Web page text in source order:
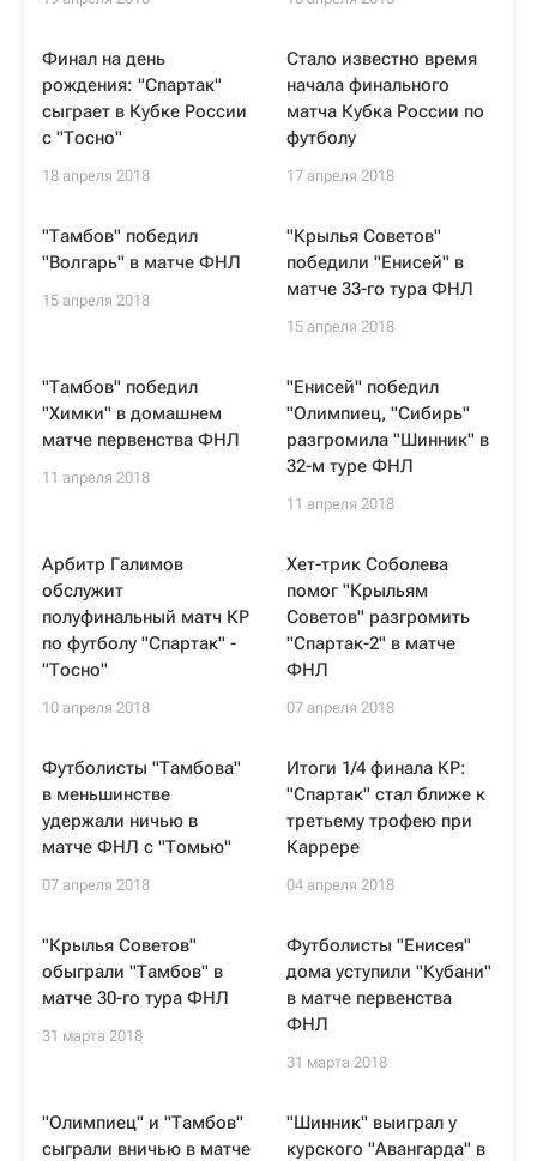
Финал на день
рождения: "Спартак"
сыграет в Кубке России
с "Тосно"
18 апреля 2018
Стало известно время
начала финального
матча Кубка России по
футболу
17 апреля 2018
"Тамбов" победил
"Волгарь" в матче ФНЛ
15 апреля 2018
"Крылья Советов"
победили "Енисей" в
матче 33-го тура ФНЛ
15 апреля 2018
"Тамбов" победил
"Химки" в домашнем
матче первенства ФНЛ
11 апреля 2018
"Енисей" победил
"Олимпиец, "Сибирь"
разгромила "Шинник" в
32-м туре ФНЛ
11 апреля 2018
Арбитр Галимов
обслужит
полуфинальный матч КР
по футболу "Спартак" -
"Тосно"
10 апреля 2018
Хет-трик Соболева
помог "Крыльям
Советов" разгромить
"Спартак-2" в матче
ФНЛ
07 апреля 2018
Футболисты "Тамбова"
в меньшинстве
удержали ничью в
матче ФНЛ с "Томью"
07 апреля 2018
Итоги 1/4 финала КР:
"Спартак" стал ближе к
третьему трофею при
Каррере
04 апреля 2018
"Крылья Советов"
обыграли "Тамбов" в
матче 30-го тура ФНЛ
31 марта 2018
Футболисты "Енисея"
дома уступили "Кубани"
в матче первенства
ФНЛ
31 марта 2018
"Олимпиец" и "Тамбов"
сыграли вничью в матче
"Шинник" выиграл у
курского "Авангарда" в